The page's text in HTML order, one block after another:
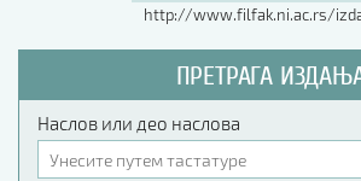
http://www.filfak.ni.ac.rs/
ПРЕТРАГА
Наслов или део наслова